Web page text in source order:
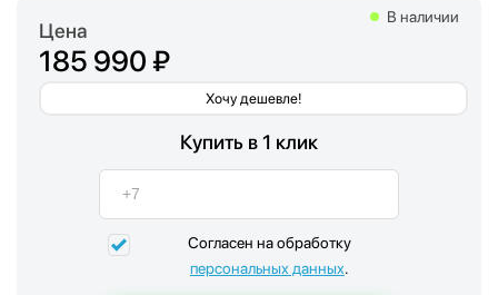
Цена
185 990 ₽
Хочу дешевле!
В наличии
Купить в 1 клик
Согласен на обработку
персональных данных.